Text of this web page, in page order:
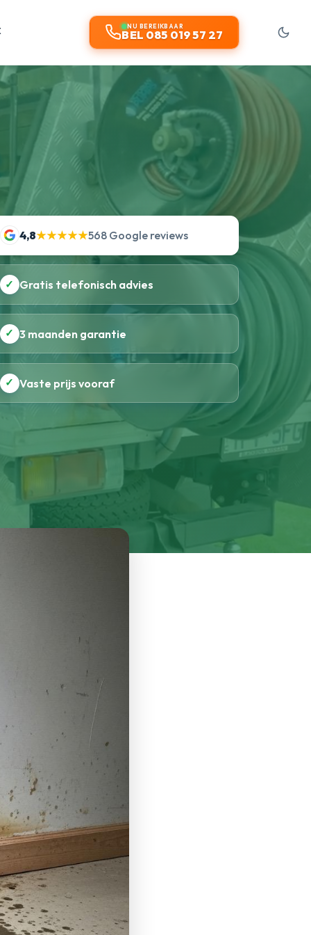
NU BEREIKBAAR
BEL 085 019 57 27
4,8★★★★★568 Google reviews
✓ Gratis telefonisch advies
✓ 3 maanden garantie
✓ Vaste prijs vooraf